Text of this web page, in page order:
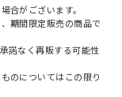
合がございます。
期間限定販売の商品で
諾なく再販する可能性
のについてはこの限り